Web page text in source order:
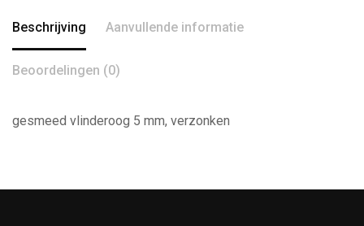
Beschrijving Aanvullende informatie
Beoordelingen (0)
gesmeed vlinderoog 5 mm, verzonken